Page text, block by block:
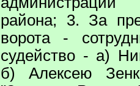
района; 3. За
ворота -
судейство - а)
б) Алексею